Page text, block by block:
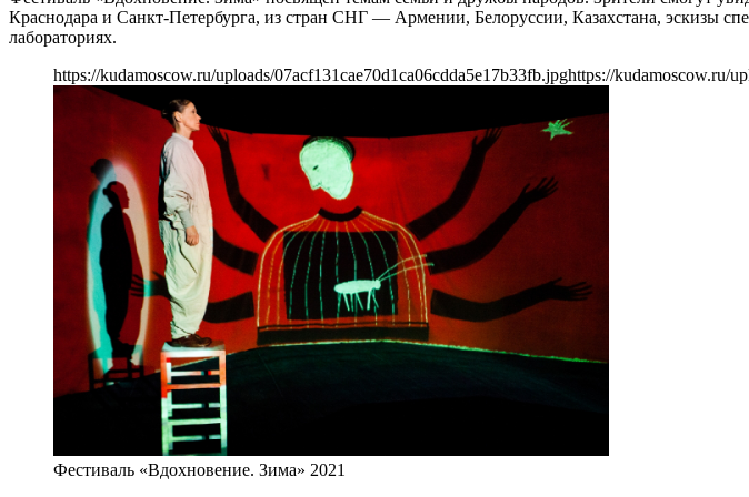
Краснодара и Санкт-Петербурга, из стран СНГ — Армении, Белоруссии, Казахстана, эскизы
лабораториях.
https://kudamoscow.ru/uploads/07acf131cae70d1ca06cdda5e17b33fb.jpghttps://kudamoscow.ru/
Фестиваль «Вдохновение. Зима» 2021